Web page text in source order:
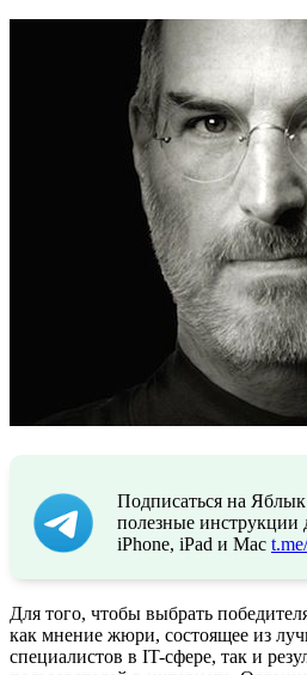
Подписаться на
полезные инструкции
iPhone, iPad и Mac
Для того, чтобы выбрать
как мнение жюри, состоящее из
специалистов в IT-сфере, так и